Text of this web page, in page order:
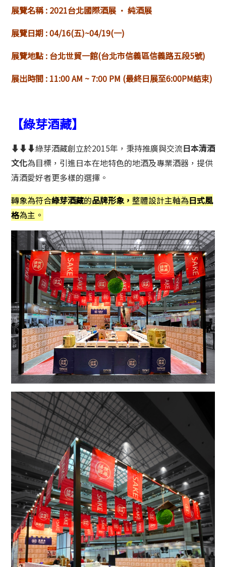
展覽名稱 : 2021台北國際酒展 • 純酒展
展覽日期 : 04/16(五)~04/19(一)
展覽地點 : 台北世貿一館(台北市信義區信義路五段5號)
展出時間 : 11:00 AM ~ 7:00 PM (最終日展至6:00PM結束)
【綠芽酒藏】
⬇⬇⬇綠芽酒藏創立於2015年，秉持推廣與交流日本清酒
文化為目標，引進日本在地特色的地酒及專業酒器，提供
清酒愛好者更多樣的選擇。
轉象為符合綠芽酒藏的品牌形象， 整體設計主軸為日式風
格為主。